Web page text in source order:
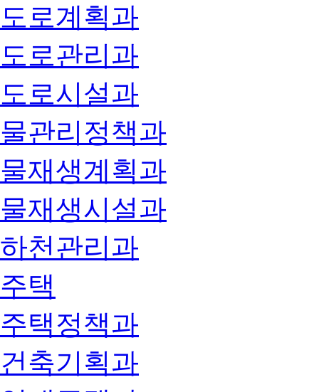
도로계획과
도로관리과
도로시설과
물관리정책과
물재생계획과
물재생시설과
하천관리과
주택
주택정책과
건축기획과